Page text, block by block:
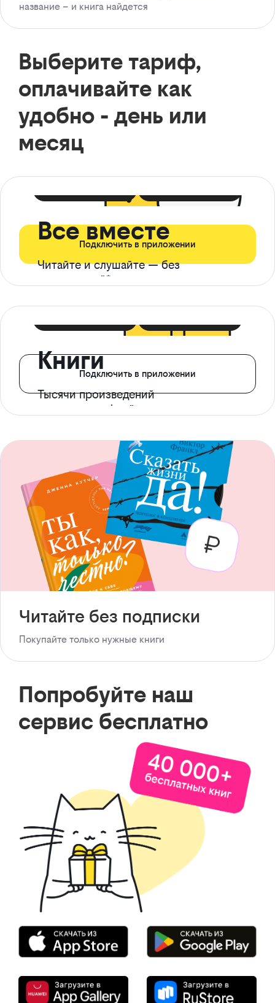
название – и книга найдется
Выберите тариф,
оплачивайте как
удобно - день или
месяц
Все вместе
Читайте и слушайте — без
ограничений*
Подключить в приложении
Книги
Тысячи произведений
с доступом офлайн
Подключить в приложении
Читайте без подписки
Покупайте только нужные книги
Попробуйте наш
сервис бесплатно